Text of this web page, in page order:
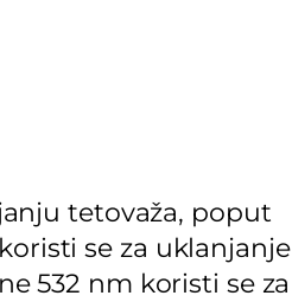
tetovaža, poput
se za uklanjanje
532 nm koristi se za